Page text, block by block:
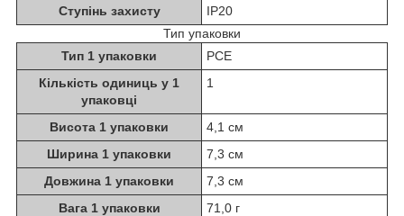
Ступінь захисту
IP20
Тип упаковки
Тип 1 упаковки
PCE
Кількість одиниць у 1
упаковці
1
Висота 1 упаковки
4,1 см
Ширина 1 упаковки
7,3 см
Довжина 1 упаковки
7,3 см
Вага 1 упаковки
71,0 г